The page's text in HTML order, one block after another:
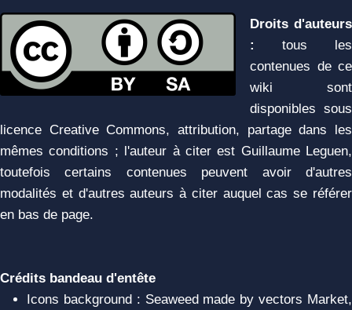
Droits d'auteurs
:
tous les
contenues de ce
wiki sont
disponibles sous
licence Creative Commons, attribution, partage dans les
mêmes conditions ; l'auteur à citer est Guillaume Leguen,
toutefois certains contenues peuvent avoir d'autres
modalités et d'autres auteurs à citer auquel cas se référer
en bas de page.
Crédits bandeau d'entête
Icons background : Seaweed made by vectors Market,